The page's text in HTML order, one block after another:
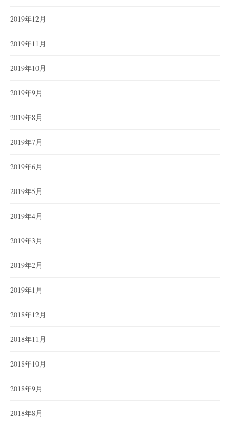
2019年12月
2019年11月
2019年10月
2019年9月
2019年8月
2019年7月
2019年6月
2019年5月
2019年4月
2019年3月
2019年2月
2019年1月
2018年12月
2018年11月
2018年10月
2018年9月
2018年8月